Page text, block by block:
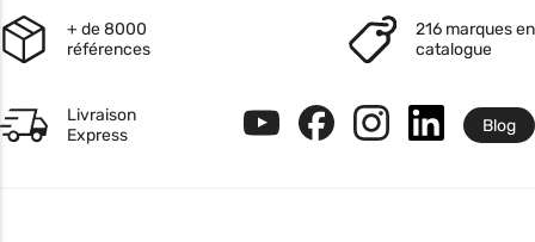
+ de 8000
références
216 marques en
catalogue
Livraison
Express
Blog